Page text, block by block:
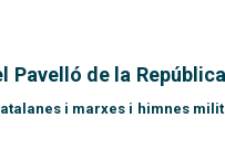
de la
i marxes i himnes